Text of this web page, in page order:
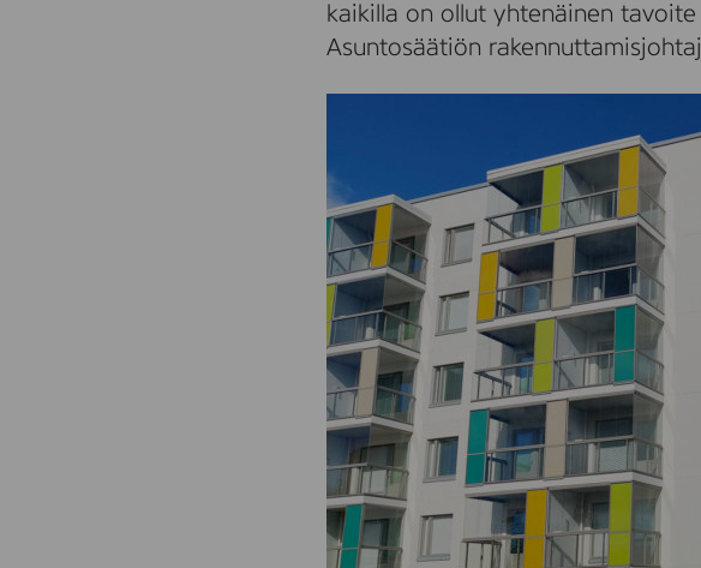
kaikilla on ollut yhtenäinen
Asuntosäätiön